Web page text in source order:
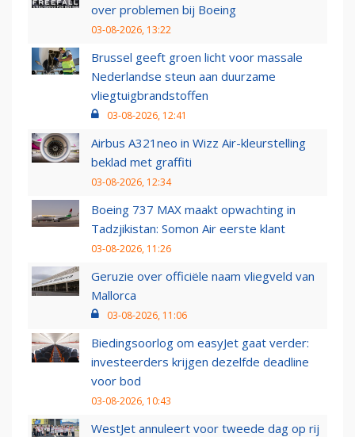
over problemen bij Boeing
03-08-2026, 13:22
Brussel geeft groen licht voor massale
Nederlandse steun aan duurzame
vliegtuigbrandstoffen
03-08-2026, 12:41
Airbus A321neo in Wizz Air-kleurstelling
beklad met graffiti
03-08-2026, 12:34
Boeing 737 MAX maakt opwachting in
Tadzjikistan: Somon Air eerste klant
03-08-2026, 11:26
Geruzie over officiële naam vliegveld van
Mallorca
03-08-2026, 11:06
Biedingsoorlog om easyJet gaat verder:
investeerders krijgen dezelfde deadline
voor bod
03-08-2026, 10:43
WestJet annuleert voor tweede dag op rij